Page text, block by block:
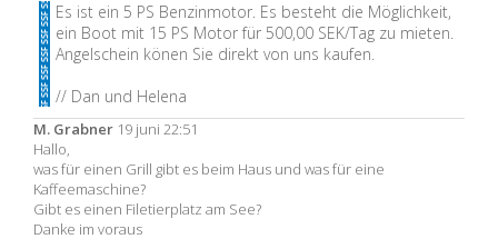
Es ist ein 5 PS Benzinmotor. Es besteht die Möglichkeit,
ein Boot mit 15 PS Motor für 500,00 SEK/Tag zu mieten.
Angelschein könen Sie direkt von uns kaufen.
// Dan und Helena
M. Grabner 19 juni 22:51
Hallo,
was für einen Grill gibt es beim Haus und was für eine
Kaffeemaschine?
Gibt es einen Filetierplatz am See?
Danke im voraus